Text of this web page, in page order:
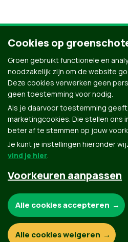
Ontdek al onze
Groen.be
Contact
Cookies op
Groen gebruikt functionele en
noodzakelijk zijn om de website
Deze cookies verwerken geen
geen toestemming voor nodig.
Als je daarvoor toestemming
marketingcookies. Die stellen ons
beter af te stemmen op jouw
Je kunt je instellingen hieronder
vind je hier.
Voorkeuren aanpassen
Functionele en analytische cookies:
Alle cookies accepteren
Alle cookies weigeren